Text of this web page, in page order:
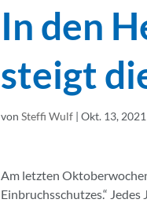
In den
steigt
vonSteffi Wulf |Okt. 13, 2021
Am letzten
Einbruchsschutzes.“ Jedes